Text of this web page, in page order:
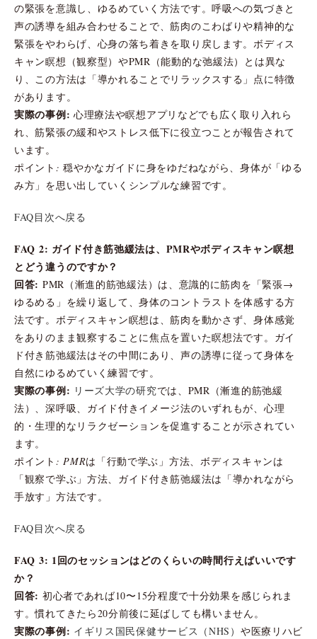
の緊張を意識し、ゆるめていく方法です。呼吸への気づきと
声の誘導を組み合わせることで、筋肉のこわばりや精神的な
緊張をやわらげ、心身の落ち着きを取り戻します。ボディス
キャン瞑想（観察型）やPMR（能動的な弛緩法）とは異な
り、この方法は「導かれることでリラックスする」点に特徴
があります。
実際の事例: 心理療法や瞑想アプリなどでも広く取り入れら
れ、筋緊張の緩和やストレス低下に役立つことが報告されて
います。
ポイント: 穏やかなガイドに身をゆだねながら、身体が「ゆる
み方」を思い出していくシンプルな練習です。
FAQ目次へ戻る
FAQ 2: ガイド付き筋弛緩法は、PMRやボディスキャン瞑想
とどう違うのですか？
回答: PMR（漸進的筋弛緩法）は、意識的に筋肉を「緊張→
ゆるめる」を繰り返して、身体のコントラストを体感する方
法です。ボディスキャン瞑想は、筋肉を動かさず、身体感覚
をありのまま観察することに焦点を置いた瞑想法です。ガイ
ド付き筋弛緩法はその中間にあり、声の誘導に従って身体を
自然にゆるめていく練習です。
実際の事例: リーズ大学の研究では、PMR（漸進的筋弛緩
法）、深呼吸、ガイド付きイメージ法のいずれもが、心理
的・生理的なリラクゼーションを促進することが示されてい
ます。
ポイント: PMRは「行動で学ぶ」方法、ボディスキャンは
「観察で学ぶ」方法、ガイド付き筋弛緩法は「導かれながら
手放す」方法です。
FAQ目次へ戻る
FAQ 3: 1回のセッションはどのくらいの時間行えばいいです
か？
回答: 初心者であれば10〜15分程度で十分効果を感じられま
す。慣れてきたら20分前後に延ばしても構いません。
実際の事例: イギリス国民保健サービス（NHS） や医療リハビ